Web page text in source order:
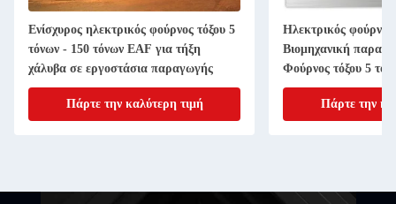
Ενίσχυρος ηλεκτρικός φούρνος τόξου 5
τόνων - 150 τόνων EAF για τήξη
χάλυβα σε εργοστάσια παραγωγής
Πάρτε την καλύτερη τιμή
Ηλεκτρικός φούρνος
Βιομηχανική
Φούρνος τόξου 5
τόνων-120 τόνων με
Πάρτε την